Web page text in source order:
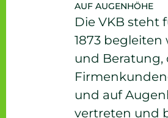
AUF AUGENHÖHE
Die VKB steht
1873 begleiten
und Beratung,
und auf
vertreten und